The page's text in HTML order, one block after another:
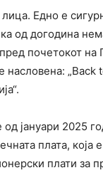
Едно е
од догодина
почетокот на
насловена:
јануари 2025
плата,
плати за